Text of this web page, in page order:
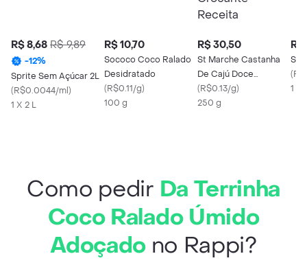
R$ 8,68 R$ 9,89
-12%
Sprite Sem Açúcar 2L
(R$0.0044/ml)
1 X 2 L
R$ 10,70
Sococo Coco Ralado
Desidratado
(R$0.11/g)
100 g
R$ 30,50
St Marche Castanha
De Cajú Doce
Crocante Receita
(R$0.13/g)
250 g
R$
(
1 X
Como pedir Da Terrinha
Coco Ralado Úmido
Adoçadono Rappi?